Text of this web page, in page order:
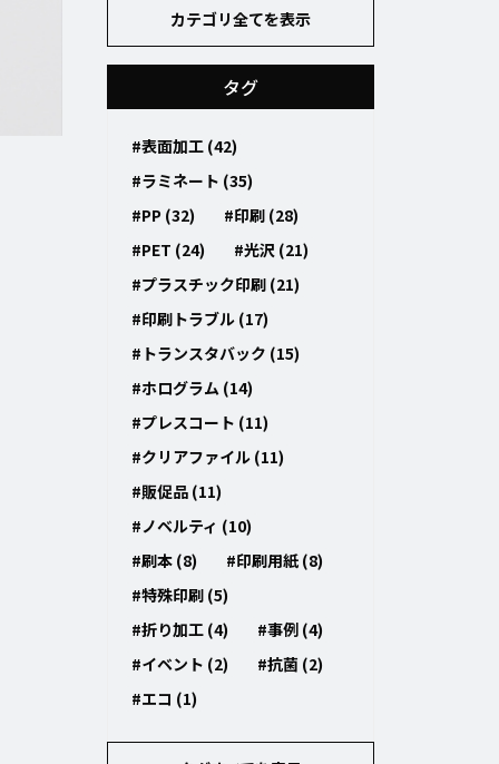
カテゴリ全てを表示
タグ
#表面加工 (42)
#ラミネート (35)
#PP (32)
#印刷 (28)
#PET (24)
#光沢 (21)
#プラスチック印刷 (21)
#印刷トラブル (17)
#トランスタバック (15)
#ホログラム (14)
#プレスコート (11)
#クリアファイル (11)
#販促品 (11)
#ノベルティ (10)
#刷本 (8)
#印刷用紙 (8)
#特殊印刷 (5)
#折り加工 (4)
#事例 (4)
#イベント (2)
#抗菌 (2)
#エコ (1)